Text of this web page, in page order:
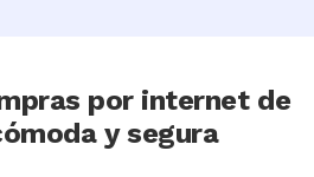
por internet de
y segura